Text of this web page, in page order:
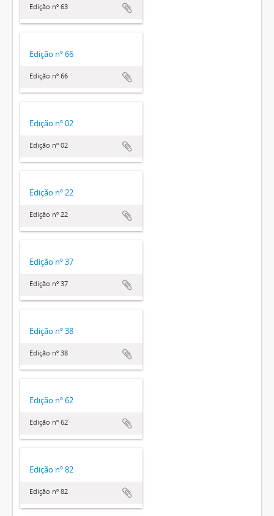
Edição nº 63
Edição nº 66
Edição nº 66
Edição nº 02
Edição nº 02
Edição nº 22
Edição nº 22
Edição nº 37
Edição nº 37
Edição nº 38
Edição nº 38
Edição nº 62
Edição nº 62
Edição nº 82
Edição nº 82